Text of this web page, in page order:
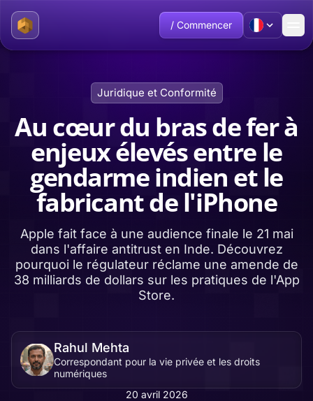
/ Commencer
Juridique et Conformité
Au cœur du bras de fer à
enjeux élevés entre le
gendarme indien et le
fabricant de l'iPhone
Apple fait face à une audience finale le 21 mai
dans l'affaire antitrust en Inde. Découvrez
pourquoi le régulateur réclame une amende de
38 milliards de dollars sur les pratiques de l'App
Store.
Rahul Mehta
Correspondant pour la vie privée et les droits
numériques
20 avril 2026